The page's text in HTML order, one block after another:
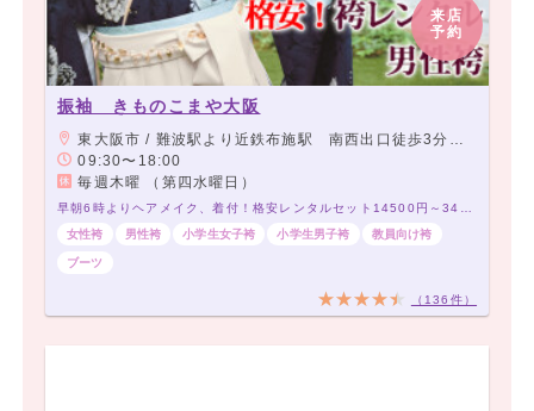
来店
予約
振袖 きものこまや大阪
東大阪市 / 難波駅より近鉄布施駅 南西出口徒歩3分 アーケード商店街角から2店目 当店前に駐車スペース有り
09:30〜18:00
毎週木曜 （第四水曜日）
早朝6時よりヘアメイク、着付！格安レンタルセット14500円～34500円！200種類以上～！
女性袴
男性袴 小学生女子袴 小学生男子袴 教員向け袴
ブーツ
（136件）